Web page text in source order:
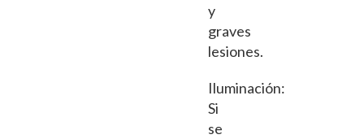
y
graves
lesiones.
Iluminación:
Si
se